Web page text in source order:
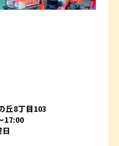
丘8丁目103
17:00